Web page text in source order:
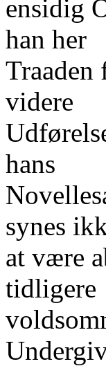
ensidig
han her
videre
hans
synes
at være
tidligere